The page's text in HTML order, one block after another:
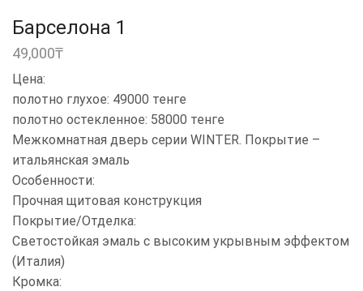
Барселона 1
49,000₸
Цена:
полотно глухое: 49000 тенге
полотно остекленное: 58000 тенге
Межкомнатная дверь серии WINTER. Покрытие –
итальянская эмаль
Особенности:
Прочная щитовая конструкция
Покрытие/Отделка:
Светостойкая эмаль с высоким укрывным эффектом
(Италия)
Кромка: